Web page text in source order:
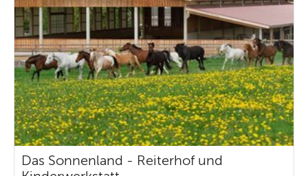
Das Sonnenland - Reiterhof und